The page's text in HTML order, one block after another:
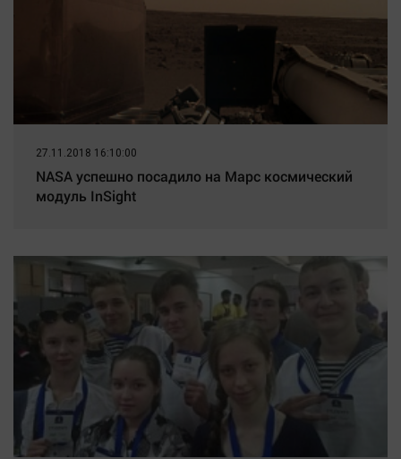
27.11.2018 16:10:00
NASA успешно посадило на Марс космический
модуль InSight